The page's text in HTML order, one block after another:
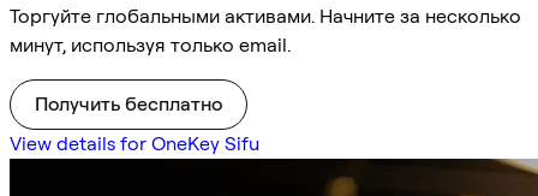
Торгуйте глобальными активами. Начните за несколько
минут, используя только email.
Получить бесплатно
View details for OneKey Sifu